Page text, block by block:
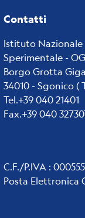
Contatti
Istituto Nazionale
Sperimentale -
Borgo Grotta
34010 - Sgonico (
Tel.+39 040 21401
Fax.+39 040
C.F./P.IVA :
Posta Elettronica